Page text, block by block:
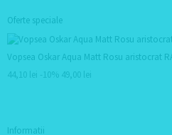
Oferte speciale
Vopsea Oskar Aqua Matt Rosu aristocrat
44,10 lei -10% 49,00 lei
Informatii